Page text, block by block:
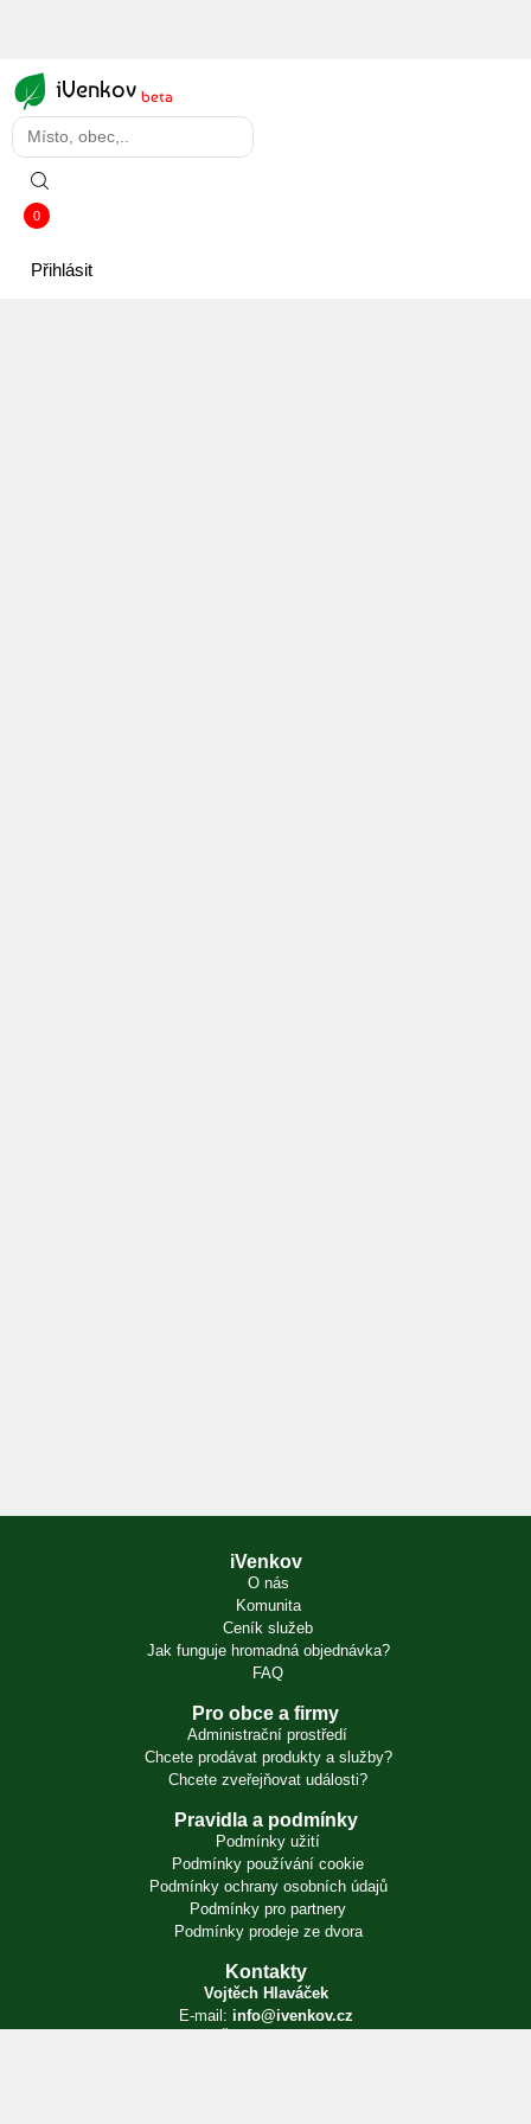
iVenkov beta
0
Přihlásit
iVenkov
O nás
Komunita
Ceník služeb
Jak funguje hromadná objednávka?
FAQ
Pro obce a firmy
Administrační prostředí
Chcete prodávat produkty a služby?
Chcete zveřejňovat události?
Pravidla a podmínky
Podmínky užití
Podmínky používání cookie
Podmínky ochrany osobních údajů
Podmínky pro partnery
Podmínky prodeje ze dvora
Kontakty
Vojtěch Hlaváček
E-mail: info@ivenkov.cz